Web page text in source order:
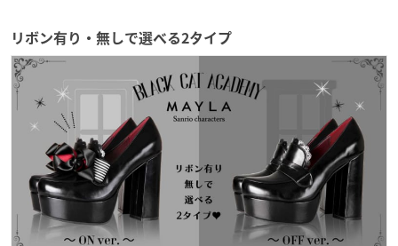
リボン有り・無しで選べる2タイプ